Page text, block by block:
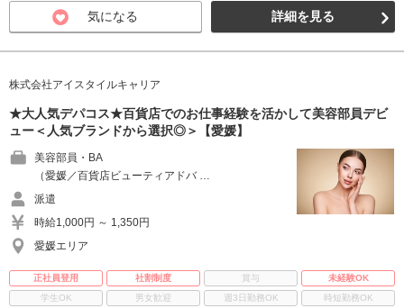
気になる 詳細を見る
株式会社アイスタイルキャリア
★大人気デパコス★百貨店でのお仕事経験を活かして美容部員デビ
ュー＜人気ブランドから選択◎＞【愛媛】
美容部員・BA
（愛媛／百貨店ビューティアドバ …
派遣
時給1,000円 ～ 1,350円
愛媛エリア
正社員登用 社割制度 賞与
未経験OK
学生OK
男女歓迎 週3日勤務OK
時短勤務OK